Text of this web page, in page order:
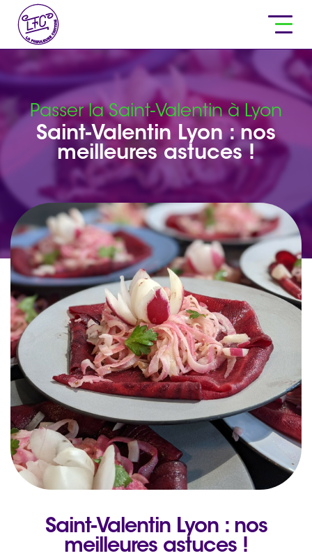
Passer la Saint-Valentin à Lyon
Saint-Valentin Lyon : nos
meilleures astuces !
Saint-Valentin Lyon : nos
meilleures astuces !